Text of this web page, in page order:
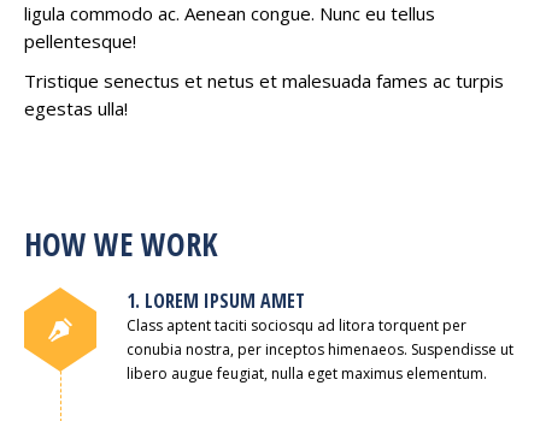
ligula commodo ac. Aenean congue. Nunc eu tellus
pellentesque!
Tristique senectus et netus et malesuada fames ac turpis
egestas ulla!
HOW WE WORK
1. LOREM IPSUM AMET
Class aptent taciti sociosqu ad litora torquent per
conubia nostra, per inceptos himenaeos. Suspendisse ut
libero augue feugiat, nulla eget maximus elementum.